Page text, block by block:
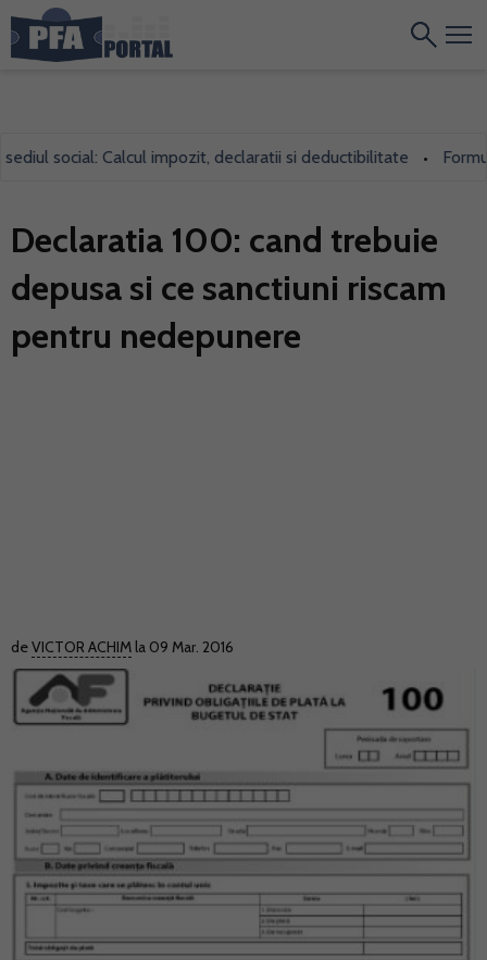
social: Calcul impozit, declaratii si deductibilitate •
Declaratia 100: cand trebuie
depusa si ce sanctiuni riscam
pentru nedepunere
deVICTOR ACHIM la 09 Mar. 2016